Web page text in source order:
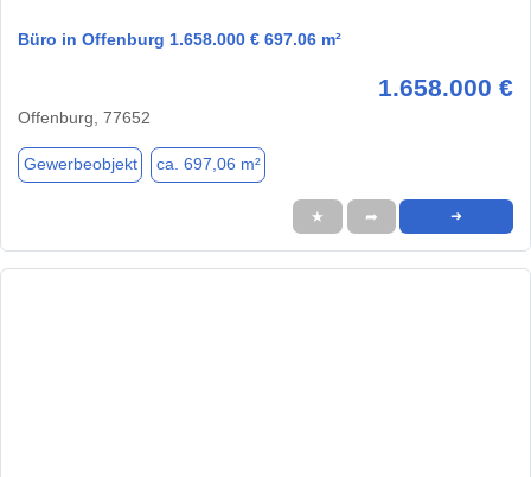
Büro in Offenburg 1.658.000 € 697.06 m²
1.658.000 €
Offenburg, 77652
Gewerbeobjekt ca. 697,06 m²
★ ➦ ➜